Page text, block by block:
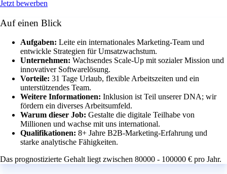
Jetzt bewerben
Auf einen Blick
Aufgaben: Leite ein internationales Marketing-Team und
entwickle Strategien für Umsatzwachstum.
Unternehmen: Wachsendes Scale-Up mit sozialer Mission und
innovativer Softwarelösung.
Vorteile: 31 Tage Urlaub, flexible Arbeitszeiten und ein
unterstützendes Team.
Weitere Informationen: Inklusion ist Teil unserer DNA; wir
fördern ein diverses Arbeitsumfeld.
Warum dieser Job: Gestalte die digitale Teilhabe von
Millionen und wachse mit uns international.
Qualifikationen: 8+ Jahre B2B-Marketing-Erfahrung und
starke analytische Fähigkeiten.
Das prognostizierte Gehalt liegt zwischen 80000 - 100000 € pro Jahr.